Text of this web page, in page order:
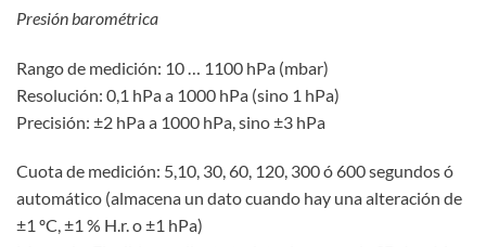
Presión barométrica
Rango de medición: 10 … 1100 hPa (mbar)
Resolución: 0,1 hPa a 1000 hPa (sino 1 hPa)
Precisión: ±2 hPa a 1000 hPa, sino ±3 hPa
Cuota de medición: 5,10, 30, 60, 120, 300 ó 600 segundos ó
automático (almacena un dato cuando hay una alteración de
±1 ºC, ±1 % H.r. o ±1 hPa)